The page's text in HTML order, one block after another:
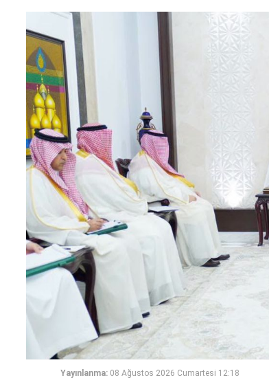
Yayınlanma: 08 Ağustos 2026 Cumartesi 12:18